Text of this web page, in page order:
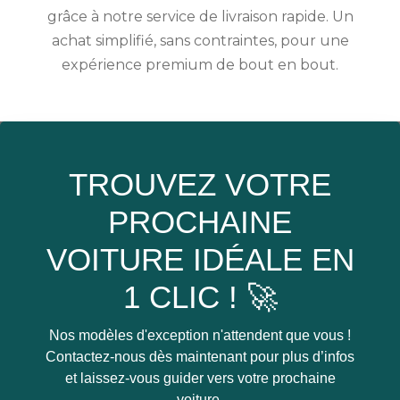
grâce à notre service de livraison rapide. Un
achat simplifié, sans contraintes, pour une
expérience premium de bout en bout.
TROUVEZ VOTRE
PROCHAINE
VOITURE IDÉALE EN
1 CLIC ! 🚀
Nos modèles d'exception n'attendent que vous !
Contactez-nous dès maintenant pour plus d’infos
et laissez-vous guider vers votre prochaine